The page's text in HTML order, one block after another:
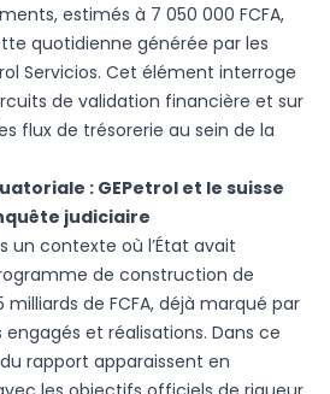
estimés à 7 050 000 FCFA,
quotidienne générée par les
Servicios. Cet élément interroge
de validation financière et sur
flux de trésorerie au sein de la
: GEPetrol et le suisse
judiciaire
un contexte où l’État avait
de construction de
de FCFA, déjà marqué par
et réalisations. Dans ce
rapport apparaissent en